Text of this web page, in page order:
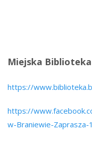
Miejska
https://
https://
w-Braniewie-